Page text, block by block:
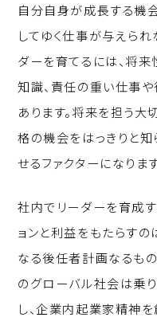
自分自身が成長する機
してゆく仕事が与えられ
ダーを育てるには、将
知識、責任の重い仕事
あります。将来を担う
格の機会をはっきりと知
せるファクターになります
社内でリーダーを育成す
ョンと利益をもたらすの
なる後任者計画なるも
のグローバル社会は乗
し、企業内起業家精神を